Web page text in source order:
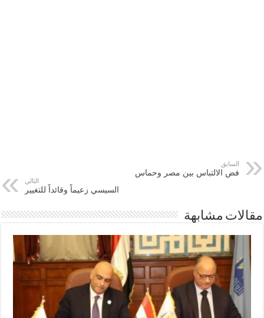
السابق
فض الالتباس بين مصر وحماس
التالي
السيسي زعيماً وقائداً للتغيير
مقالات مشابهة